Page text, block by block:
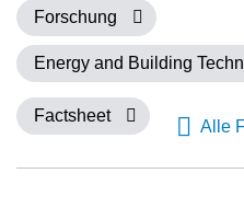
Forschung
Energy and Building
Factsheet
Alle